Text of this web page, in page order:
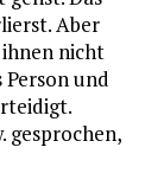
Aber
nicht
und
gesprochen,